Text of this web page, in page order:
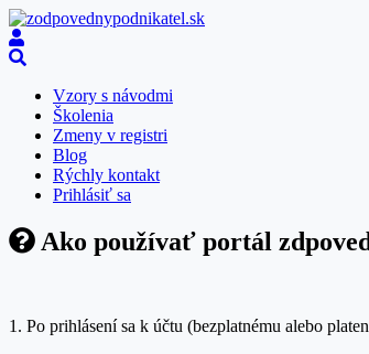
Vzory s návodmi
Školenia
Zmeny v registri
Blog
Rýchly kontakt
Prihlásiť sa
Ako používať portál
1. Po prihlásení sa k účtu (bezplatnému alebo